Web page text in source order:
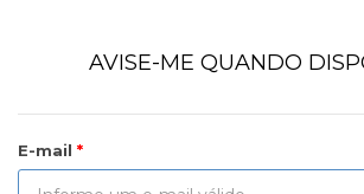
AVISE-ME QUANDO
E-mail